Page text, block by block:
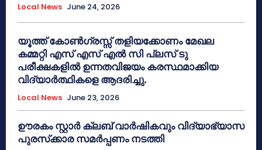
Local News June 24, 2026
യൂത്ത് കോൺഗ്രസ്സ് തളിയക്കോണം മേഖല
കമ്മറ്റി എസ് എസ് എൽ സി പ്ലസ് ടു
പരീക്ഷകളിൽ ഉന്നതവിജയം കരസ്ഥമാക്കിയ
വിദ്യാർത്ഥികളെ ആദരിച്ചു.
Local News June 23, 2026
ഊരകം സ്റ്റാർ ക്ലബ് വാർഷികവും വിദ്യാഭ്യാസ
പുരസ്‌ക്കാര സമർപ്പണം നടത്തി